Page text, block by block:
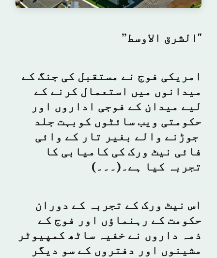
"الشرق الاوسط”
امریکی فوج نے مستقبل کی جنگ کے
میدانوں میں استعمال کرنے کے
لیے میدان کے فوجی اداروں اور
حکومتی ویب سائٹوں کوبہت جلد
جوڑنے والے بغیر تار کے وائی
فائی نیٹ ورک کی کامیابی کا
تجربہ کیا ہے۔(۔۔۔)
اس نیٹ ورک کے تجربہ کے دوران
حکومت کے رہنماؤں اور فوج کے
ذمہ داروں نے خفیہ ساٹھ کمپیوٹر
مشینوں اور دفتروں کے سو دیگر